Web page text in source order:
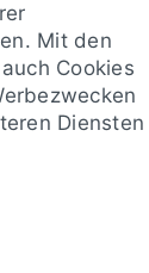
EINRICHTUNGEN
Mit den
Cookies
Diensten